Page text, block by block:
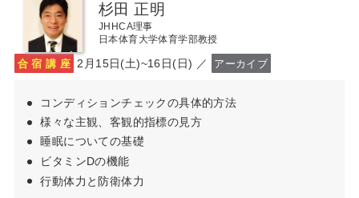
杉田 正明
JHHCA理事
日本体育大学体育学部教授
合 宿 講 座 2月15日(土)~16日(日) ／ アーカイブ
コンディションチェックの具体的方法
様々な主観、客観的指標の見方
睡眠についての基礎
ビタミンDの機能
行動体力と防衛体力